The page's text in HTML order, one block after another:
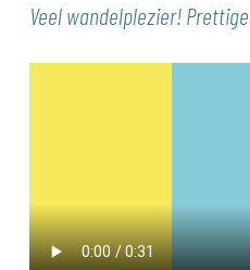
Veel wandelplezier!